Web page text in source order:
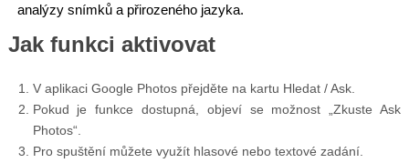
analýzy snímků a přirozeného jazyka.
Jak funkci aktivovat
V aplikaci Google Photos přejděte na kartu Hledat / Ask.
Pokud je funkce dostupná, objeví se možnost „Zkuste Ask
Photos“.
Pro spuštění můžete využít hlasové nebo textové zadání.